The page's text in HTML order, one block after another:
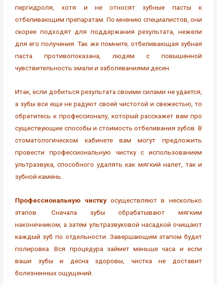
пергидроля, хотя и не относят зубные пасты к
отбеливающим препаратам. По мнению специалистов, они
скорее подходят для поддержания результата, нежели
для его получения. Так же помните, отбеливающая зубная
паста противопоказана, людям с повышенной
чувствительность эмали и заболеваниями десен.
Итак, если добиться результата своими силами не удается,
а зубы все еще не радуют своей чистотой и свежестью, то
обратитесь к профессионалу, который расскажет вам про
существующие способы и стоимость отбеливания зубов. В
стоматологическом кабинете вам могут предложить
провести профессиональную чистку с использованием
ультразвука, способного удалять как мягкий налет, так и
зубной камень.
Профессиональную чисткуосуществляют в несколько
этапов. Сначала зубы обрабатывают мягким
наконечником, а затем ультразвуковой насадкой очищают
каждый зуб по отдельности. Завершающим этапом будет
полировка. Вся процедура займет меньше часа и если
ваши зубы и десна здоровы, чистка не доставит
болезненных ощущений.